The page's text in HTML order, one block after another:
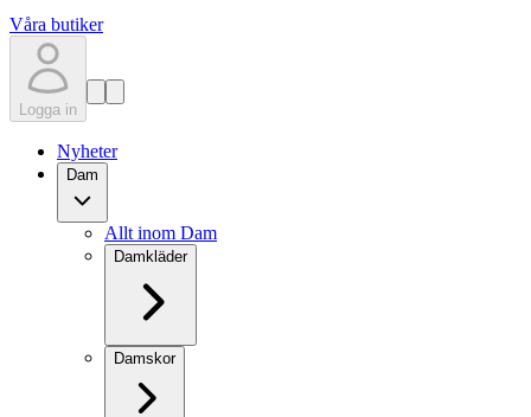
Våra butiker
Logga in
Nyheter
Dam
Allt inom Dam
Damkläder
Damskor